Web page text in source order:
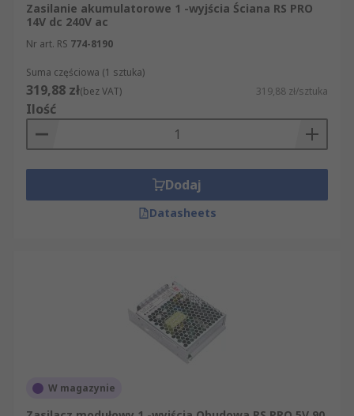
Zasilanie akumulatorowe 1 -wyjścia Ściana RS PRO
14V dc 240V ac
Nr art. RS 774-8190
Suma częściowa (1 sztuka)
319,88 zł(bez VAT) 319,88 zł/sztuka
Ilość
Dodaj
Datasheets
W magazynie